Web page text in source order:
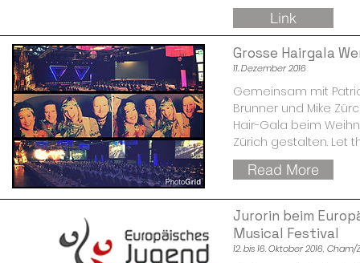
Link
Grosse Hairgala
11. Dezember 2016
Gemeinsam mit
Brunner und Mike
Hair-Gala beim
Zürich gestalten. Let
Read More
Jurorin beim
Musical Festival
12. bis 16. Oktober 2016,